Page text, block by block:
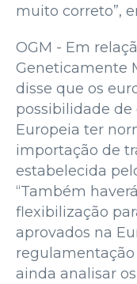
muito correto”,
OGM - Em
Geneticamente
disse que os
possibilidade
Europeia ter
importação de
estabelecida
“Também
flexibilização
aprovados na
ainda analisar